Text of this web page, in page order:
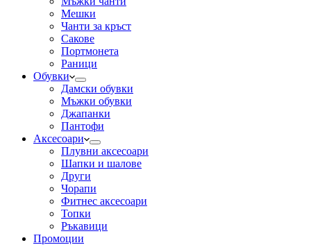
Мешки
Чанти за кръст
Сакове
Портмонета
Раници
Обувки
Дамски обувки
Мъжки обувки
Джапанки
Пантофи
Аксесоари
Плувни аксесоари
Шапки и шалове
Други
Чорапи
Фитнес аксесоари
Топки
Ръкавици
Промоции